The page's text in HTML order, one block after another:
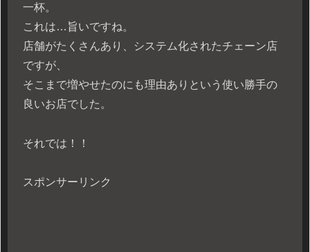
一杯。
これは…旨いですね。
店舗がたくさんあり、システム化されたチェーン店
ですが、
そこまで増やせたのにも理由ありという使い勝手の
良いお店でした。
それでは！！
スポンサーリンク